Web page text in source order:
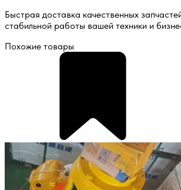
Быстрая доставка качественных
стабильной работы вашей техники и
Похожие товары